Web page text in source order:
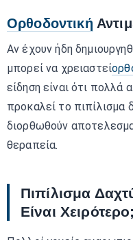
Ορθοδοντική
Αν έχουν ήδη
μπορεί να χρειαστεί
είδηση είναι ότι
προκαλεί το πιπίλισμα
διορθωθούν
θεραπεία.
Πιπίλισμα
Είναι Χειρότερο;